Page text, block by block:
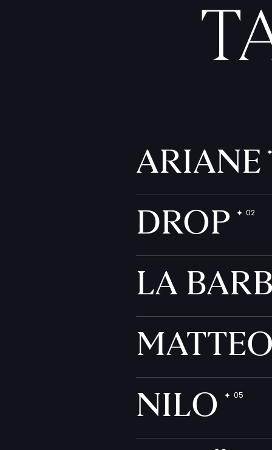
ARIANE
DROP
LA
NILO